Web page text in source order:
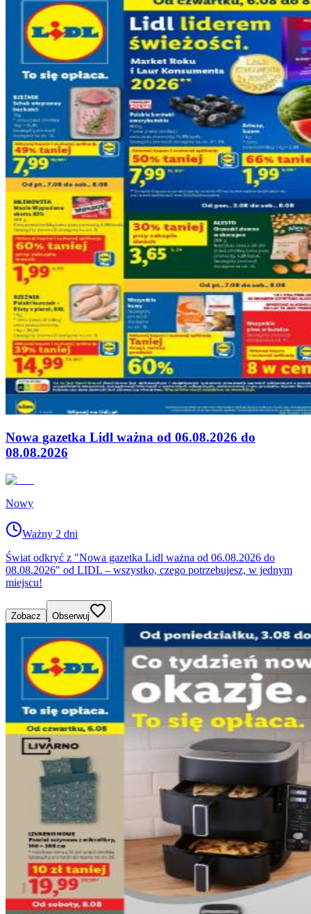
Nowa gazetka Lidl ważna od 06.08.2026 do
08.08.2026
Nowy
Ważny 2 dni
Świat odkryć z "Nowa gazetka Lidl ważna od 06.08.2026 do
08.08.2026" od LIDL – wszystko, czego potrzebujesz, w jednym
miejscu!
Zobacz Obserwuj